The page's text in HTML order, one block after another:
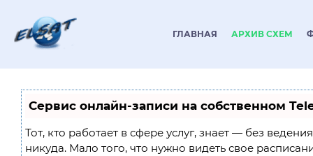
ГЛАВНАЯ АРХИВ СХЕМ
Сервис онлайн-записи на собственном
Тот, кто работает в сфере услуг, знает — без
никуда. Мало того, что нужно видеть свое